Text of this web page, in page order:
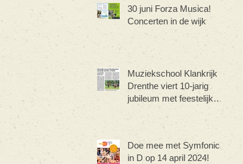
30 juni Forza Musica!
Concerten in de wijk
Muziekschool Klankrijk
Drenthe viert 10-jarig
jubileum met feestelijk
Doe mee met Symfonica
in D op 14 april 2024!